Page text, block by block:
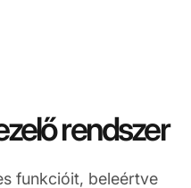
rendszer
funkcióit, beleértve